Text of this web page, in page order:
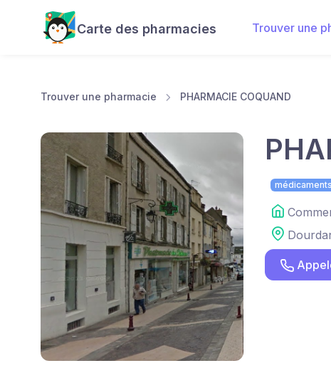
Carte des pharmacies Trouver une
Trouver une pharmacie PHARMACIE COQUAND
médicaments